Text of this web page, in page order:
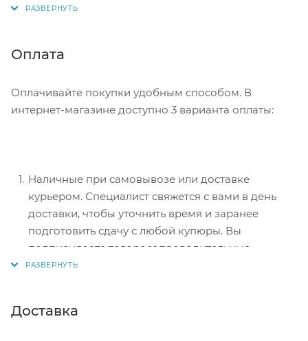
Нажмите кнопку «Оформить заказ».
Оплата
Оплачивайте покупки удобным способом. В
интернет-магазине доступно 3 варианта оплаты:
Наличные при самовывозе или доставке
курьером. Специалист свяжется с вами в день
доставки, чтобы уточнить время и заранее
подготовить сдачу с любой купюры. Вы
подписываете товаросопроводительные
документы, вносите денежные средства,
Доставка